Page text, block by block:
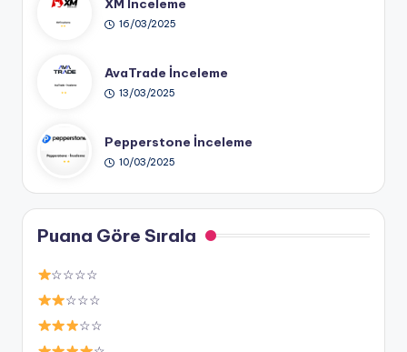
XM İnceleme
16/03/2025
AvaTrade İnceleme
13/03/2025
Pepperstone İnceleme
10/03/2025
Puana Göre Sırala
☆☆☆☆
☆☆☆
☆☆